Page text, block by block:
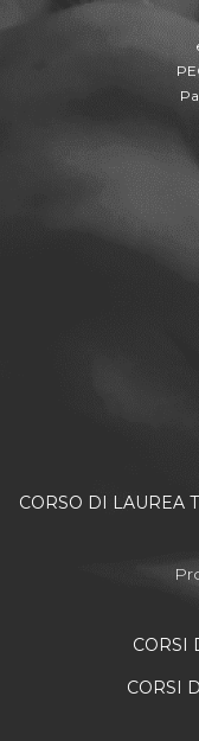
CORSO DI LAUREA
CORSI
CORSI